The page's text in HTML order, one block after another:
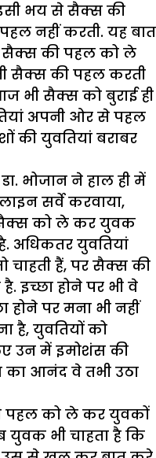
भय से सैक्स की
नहीं करती. यह बात
सैक्स की पहल को ले
सैक्स की पहल करती
भी सैक्स को बुराई ही
अपनी ओर से पहल
की युवतियां बराबर
भोजान ने हाल ही में
सर्वे करवाया,
सैक्स को ले कर युवक
अधिकतर युवतियां
चाहती हैं, पर सैक्स की
इच्छा होने पर भी वे
होने पर मना भी नहीं
है, युवतियों को
उन में इमोशंस की
का आनंद वे तभी उठा
पहल को ले कर युवकों
युवक भी चाहता है कि